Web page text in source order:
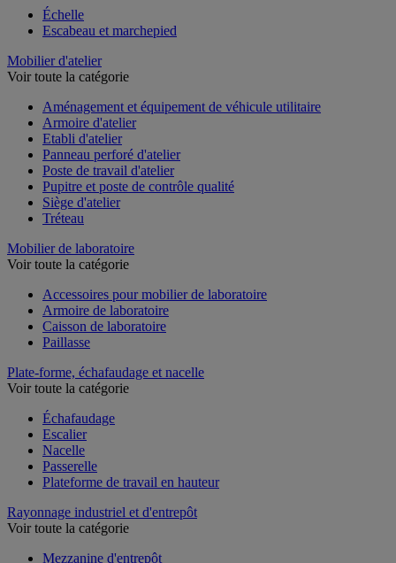
Échelle
Mobilier d'atelier
Aménagement et équipement de véhicule utilitaire
Armoire d'atelier
Etabli d'atelier
Panneau perforé d'atelier
Poste de travail d'atelier
Pupitre et poste de contrôle qualité
Siège d'atelier
Mobilier de laboratoire
Accessoires pour mobilier de laboratoire
Armoire de laboratoire
Caisson de laboratoire
Plate-forme, échafaudage et nacelle
Échafaudage
Escalier
Nacelle
Passerelle
Rayonnage industriel et d'entrepôt